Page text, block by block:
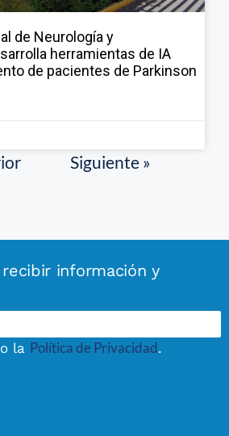
de Neurología y
herramientas de IA
de pacientes de Parkinson
Siguiente »
información y
la Política de Privacidad.